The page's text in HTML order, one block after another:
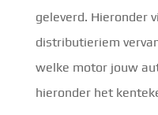
geleverd. Hieronder
distributieriem
welke motor jouw
hieronder het